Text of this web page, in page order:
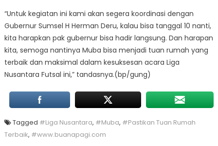
“Untuk kegiatan ini kami akan segera koordinasi dengan
Gubernur Sumsel H Herman Deru, kalau bisa tanggal 10 nanti,
kita harapkan pak gubernur bisa hadir langsung. Dan harapan
kita, semoga nantinya Muba bisa menjadi tuan rumah yang
terbaik dan maksimal dalam kesuksesan acara Liga
Nusantara Futsal ini,” tandasnya.(bp/gung)
Tagged #Liga Nusantara, #Muba, #Pastikan Tuan Rumah
Terbaik, #www.buanapagi.com